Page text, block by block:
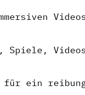
Spiele,
ein